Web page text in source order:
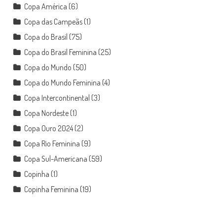
Copa América (6)
Copa das Campeãs(1)
Copa do Brasil (75)
Copa do Brasil Feminina (25)
Copa do Mundo (50)
Copa do Mundo Feminina (4)
Copa Intercontinental (3)
Copa Nordeste(1)
Copa Ouro 2024(2)
Copa Rio Feminina (9)
Copa Sul-Americana (59)
Copinha (1)
Copinha Feminina (19)